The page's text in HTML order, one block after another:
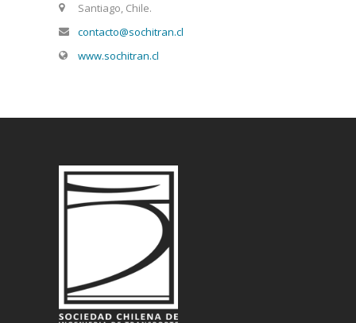
Santiago, Chile.
contacto@sochitran.cl
www.sochitran.cl